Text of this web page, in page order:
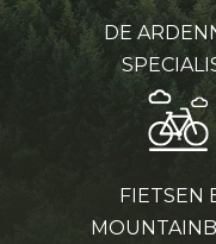
DE
FIETSEN